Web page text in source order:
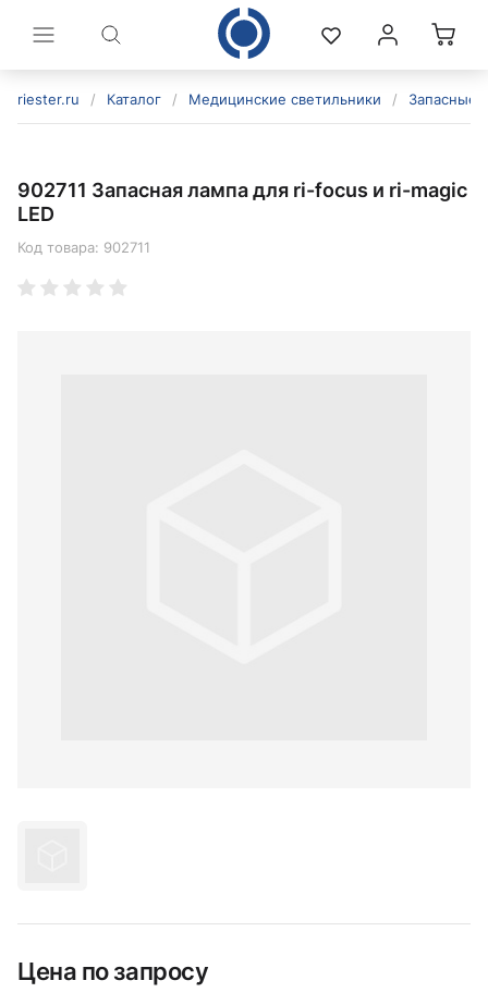
riester.ru / Каталог / Медицинские светильники / Запасные
902711 Запасная лампа для ri-focus и ri-magic
LED
Код товара: 902711
Цена по запросу